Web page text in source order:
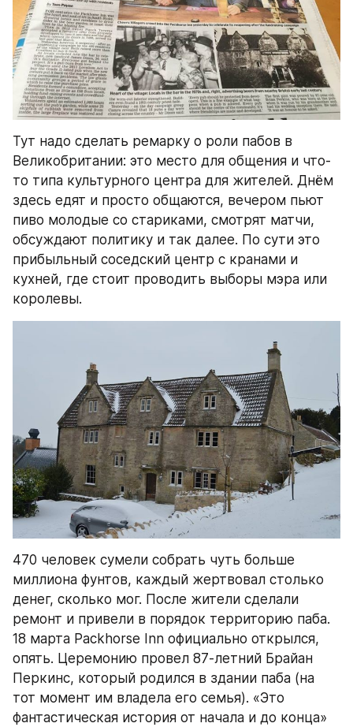
Тут надо сделать ремарку о роли пабов в
Великобритании: это место для общения и что-
то типа культурного центра для жителей. Днём
здесь едят и просто общаются, вечером пьют
пиво молодые со стариками, смотрят матчи,
обсуждают политику и так далее. По сути это
прибыльный соседский центр с кранами и
кухней, где стоит проводить выборы мэра или
королевы.
470 человек сумели собрать чуть больше
миллиона фунтов, каждый жертвовал столько
денег, сколько мог. После жители сделали
ремонт и привели в порядок территорию паба.
18 марта Packhorse Inn официально открылся,
опять. Церемонию провел 87-летний Брайан
Перкинс, который родился в здании паба (на
тот момент им владела его семья). «Это
фантастическая история от начала и до конца»